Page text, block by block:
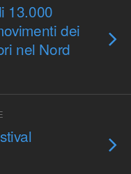
13.000
dei
nel Nord